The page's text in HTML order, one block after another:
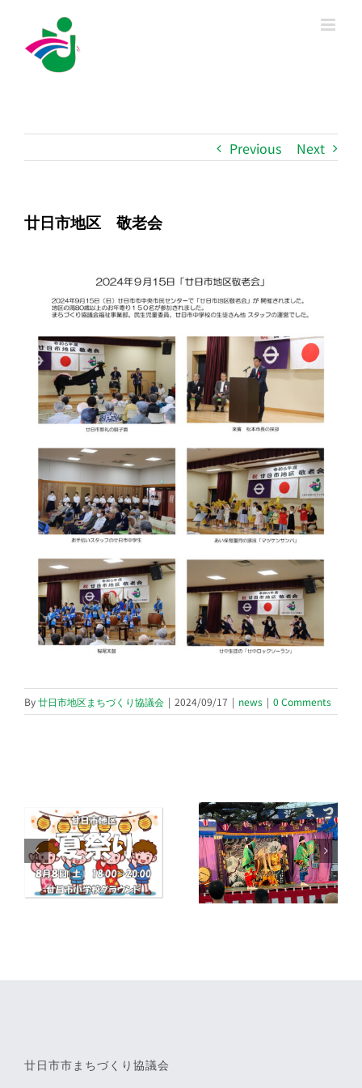
content
Previous Next
廿日市地区 敬老会
By廿日市地区まちづくり協議会 | 2024/09/17 | news | 0 Comments
廿日市市まちづくり協議会